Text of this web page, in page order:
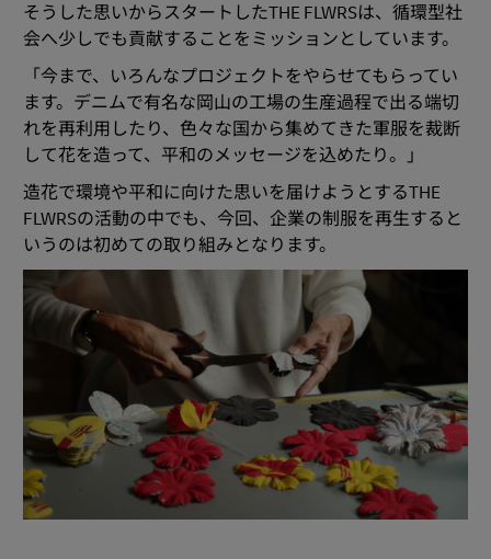
そうした思いからスタートしたTHE FLWRSは、循環型社
会へ少しでも貢献することをミッションとしています。
「今まで、いろんなプロジェクトをやらせてもらってい
ます。デニムで有名な岡山の工場の生産過程で出る端切
れを再利用したり、色々な国から集めてきた軍服を裁断
して花を造って、平和のメッセージを込めたり。」
造花で環境や平和に向けた思いを届けようとするTHE
FLWRSの活動の中でも、今回、企業の制服を再生すると
いうのは初めての取り組みとなります。